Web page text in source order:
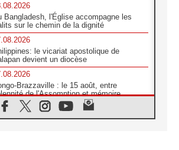
Bangladesh, l'Église accompagne les
sur le chemin de la dignité
le vicariat apostolique de
devient un diocèse
Brazzaville : le 15 août, entre
de l'Assomption et mémoire